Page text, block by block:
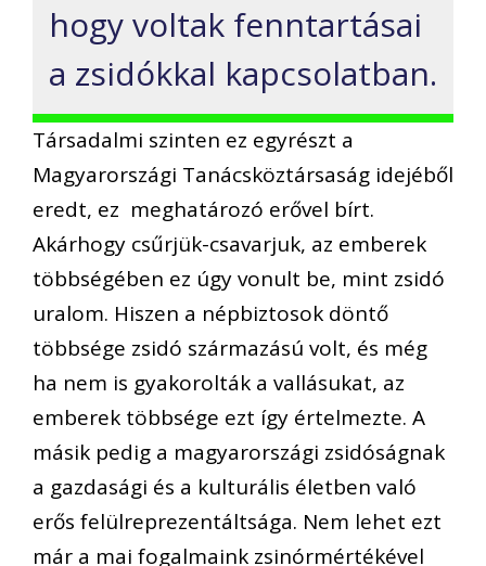
hogy voltak fenntartásai
a zsidókkal kapcsolatban.
Társadalmi szinten ez egyrészt a
Magyarországi Tanácsköztársaság idejéből
eredt, ez meghatározó erővel bírt.
Akárhogy csűrjük-csavarjuk, az emberek
többségében ez úgy vonult be, mint zsidó
uralom. Hiszen a népbiztosok döntő
többsége zsidó származású volt, és még
ha nem is gyakorolták a vallásukat, az
emberek többsége ezt így értelmezte. A
másik pedig a magyarországi zsidóságnak
a gazdasági és a kulturális életben való
erős felülreprezentáltsága. Nem lehet ezt
már a mai fogalmaink zsinórmértékével